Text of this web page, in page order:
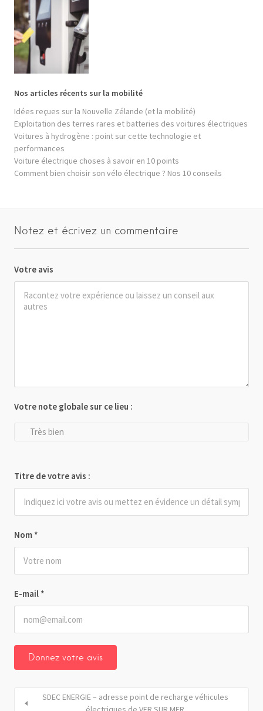
Nos articles récents sur la mobilité
Idées reçues sur la Nouvelle Zélande (et la mobilité)
Exploitation des terres rares et batteries des voitures électriques
Voitures à hydrogène : point sur cette technologie et
performances
Voiture électrique choses à savoir en 10 points
Comment bien choisir son vélo électrique ? Nos 10 conseils
Notez et écrivez un commentaire
Votre avis
Nom *
E-mail *
Votre note globale sur ce lieu :
Très bien
Titre de votre avis :
SDEC ENERGIE – adresse point de recharge véhicules